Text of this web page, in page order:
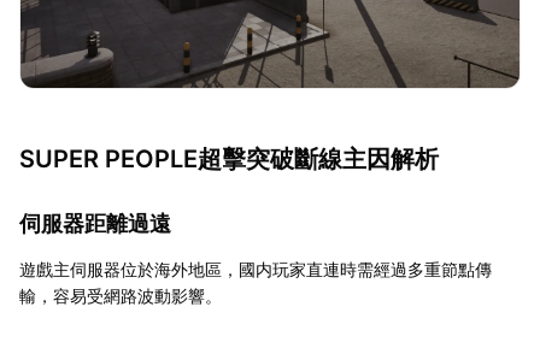
SUPER PEOPLE超擊突破斷線主因解析
伺服器距離過遠
遊戲主伺服器位於海外地區，國内玩家直連時需經過多重節點傳
輸，容易受網路波動影響。